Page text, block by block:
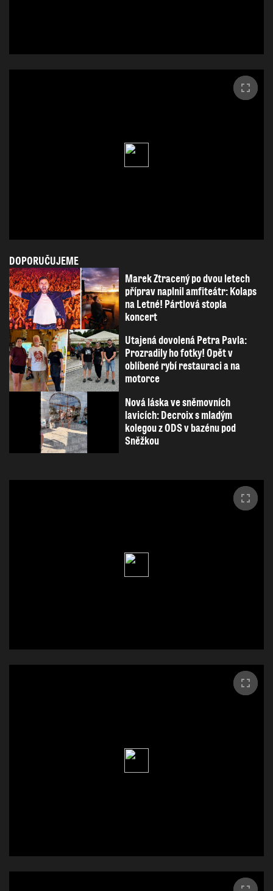
DOPORUČUJEME
Marek Ztracený po dvou letech
příprav naplnil amfiteátr: Kolaps
na Letné! Pártlová stopla
koncert
Utajená dovolená Petra Pavla:
Prozradily ho fotky! Opět v
oblíbené rybí restauraci a na
motorce
Nová láska ve sněmovních
lavicích: Decroix s mladým
kolegou z ODS v bazénu pod
Sněžkou